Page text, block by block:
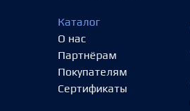
Каталог
О нас
Партнёрам
Покупателям
Сертификаты